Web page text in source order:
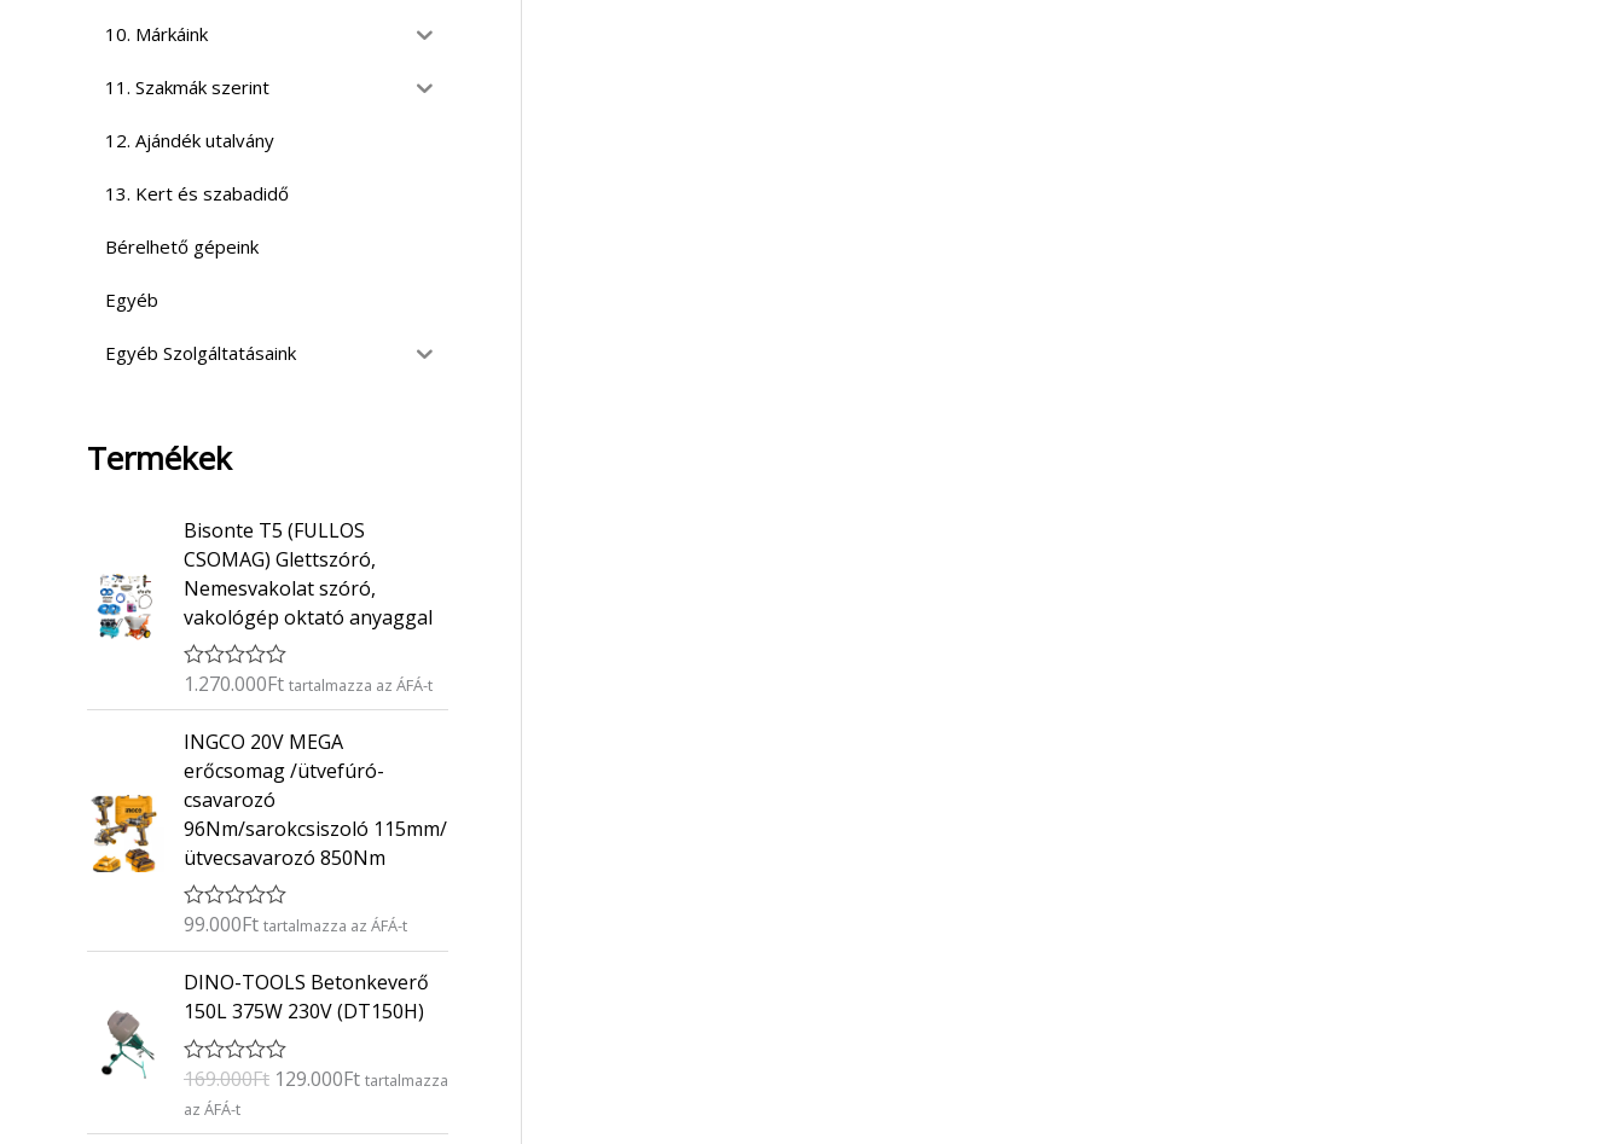
10. Márkáink
11. Szakmák szerint
12. Ajándék utalvány
13. Kert és szabadidő
Bérelhető gépeink
Egyéb
Egyéb Szolgáltatásaink
Termékek
Bisonte T5 (FULLOS
CSOMAG) Glettszóró,
Nemesvakolat szóró,
vakológép oktató anyaggal
É
é
e
l
é
s
:
/
5
1.270.000Ft tartalmazza az ÁFÁ-t
INGCO 20V MEGA
erőcsomag /ütvefúró-
csavarozó
96Nm/sarokcsiszoló 115mm/
ütvecsavarozó 850Nm
É
é
k
e
é
s
0
/
99.000Ft tartalmazza az ÁFÁ-t
DINO-TOOLS Betonkeverő
150L 375W 230V (DT150H)
É
t
é
169.000Ft
O
r
g
129.000Ft
C
u
etartalmazza
az ÁFÁ-t